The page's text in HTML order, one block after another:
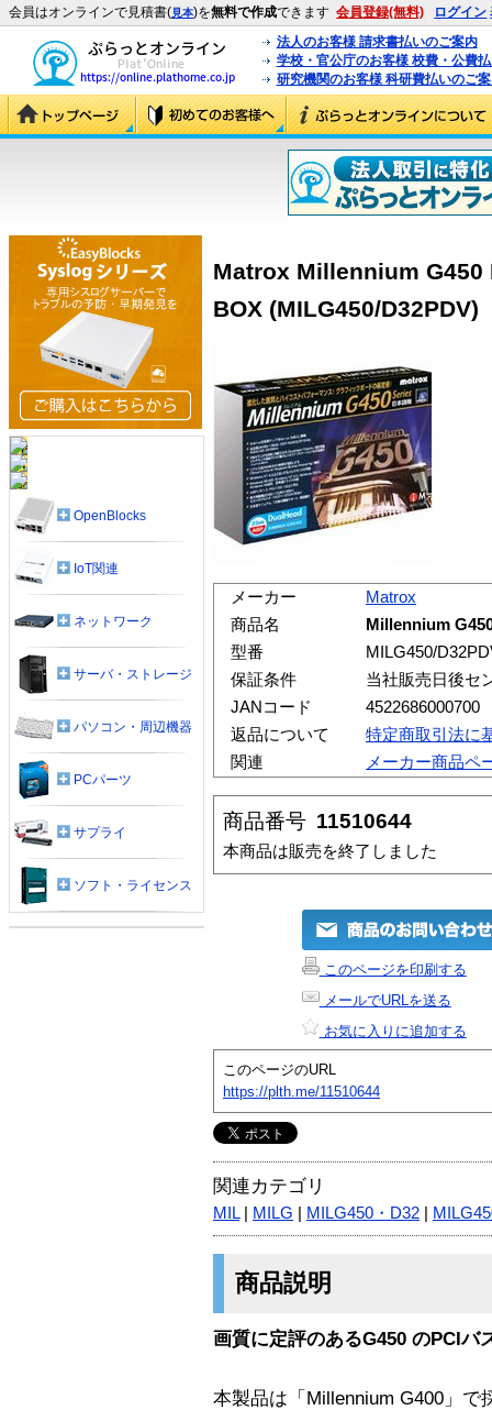
会員はオンラインで見積書(見本)を無料で作成できます 会員登録(無料) ログイン
法人のお客様 請求書払いのご案内
学校・官公庁のお客様 校費・公費
研究機関のお客様 科研費払いのご
Matrox Millennium G450
BOX (MILG450/D32PDV)
メーカー
Matrox
商品名
Millennium
型番
MILG450/
保証条件
当社販売日後セ
JANコード
4522686000700
返品について
特定商取引法に
関連
メーカー商品ペ
商品番号 11510644
本商品は販売を終了しました
このページを印刷する
メールでURLを送る
お気に入りに追加する
このページのURL
https://plth.me/11510644
関連カテゴリ
MIL| MILG MILG450・D32
商品説明
画質に定評のあるG450 のPCIバ
本製品は「Millennium G400」
OpenBlocks
IoT関連
ネットワーク
サーバ・ストレージ
パソコン・周辺機器
PCパーツ
サプライ
ソフト・ライセンス